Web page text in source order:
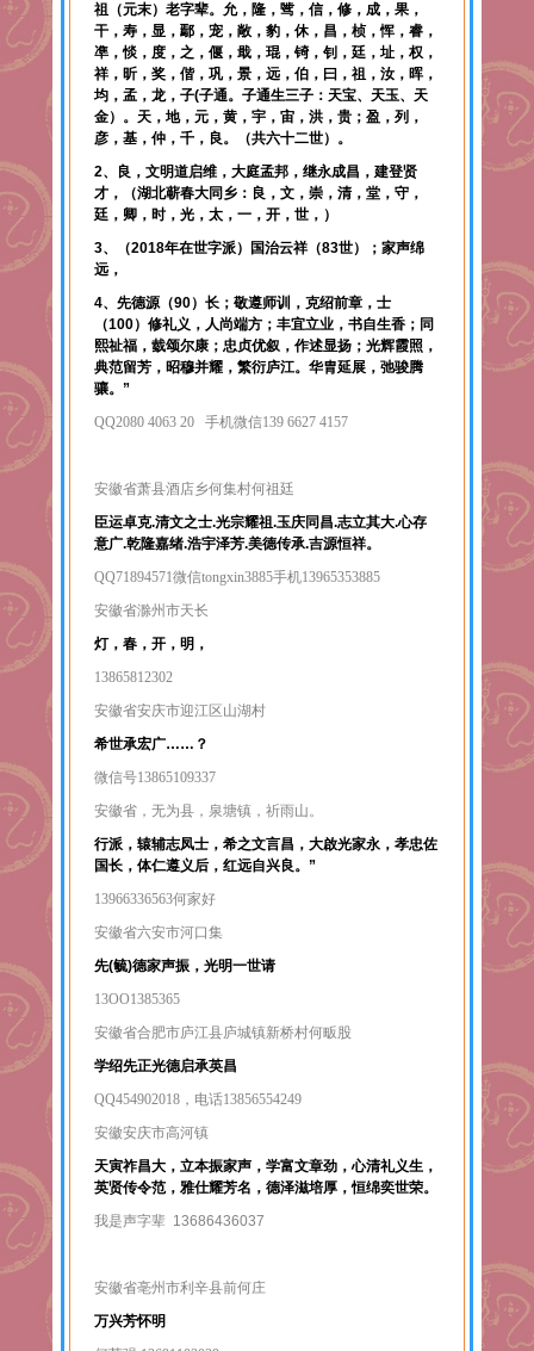
祖（元末）老字辈。允，隆，骘，信，修，成，果，
干，寿，显，鄢，宠，敞，豹，休，昌，桢，恽，睿，
凖，惔，度，之，偃，戢，琨，锜，钊，廷，址，权，
祥，昕，奖，偕，巩，景，远，伯，曰，祖，汝，晖，
均，孟，龙，子(子通。子通生三子：天宝、天玉、天
金）。天，地，元，黄，宇，宙，洪，贵；盈，列，
彦，基，仲，千，良。（共六十二世）。
2、良，文明道启维，大庭孟邦，继永成昌，建登贤
才，（湖北蕲春大同乡：良，文，崇，清，堂，守，
廷，卿，时，光，太，一，开，世，）
3、（2018年在世字派）国治云祥（83世）；家声绵
远，
4、先德源（90）长；敬遵师训，克绍前章，士
（100）修礼义，人尚端方；丰宜立业，书自生香；同
熙祉福，臷颂尔康；忠贞优叙，作述显扬；光辉霞照，
典范留芳，昭穆并耀，繁衍庐江。华胄延展，弛骏腾
骧。”
QQ2080 4063 20 手机微信139 6627 4157
安徽省萧县酒店乡何集村何祖廷
臣运卓克.清文之士.光宗耀祖.玉庆同昌.志立其大.心存
意广.乾隆嘉绪.浩宇泽芳.美德传承.吉源恒祥。
QQ71894571微信tongxin3885手机13965353885
安徽省滁州市天长
灯，春，开，明，
13865812302
安徽省安庆市迎江区山湖村
希世承宏广……？
微信号13865109337
安徽省，无为县，泉塘镇，祈雨山。
行派，辕辅志凤士，希之文言昌，大啟光家永，孝忠佐
国长，体仁遵义后，红远自兴良。”
13966336563何家好
安徽省六安市河口集
先(毓)德家声振，光明一世请
13OO1385365
安徽省合肥市庐江县庐城镇新桥村何畈股
学绍先正光德启承英昌
QQ454902018，电话13856554249
安徽安庆市高河镇
天寅祚昌大，立本振家声，学富文章劲，心清礼义生，
英贤传令范，雅仕耀芳名，德泽滋培厚，恒绵奕世荣。
我是声字辈 13686436037
安徽省亳州市利辛县前何庄
万兴芳怀明